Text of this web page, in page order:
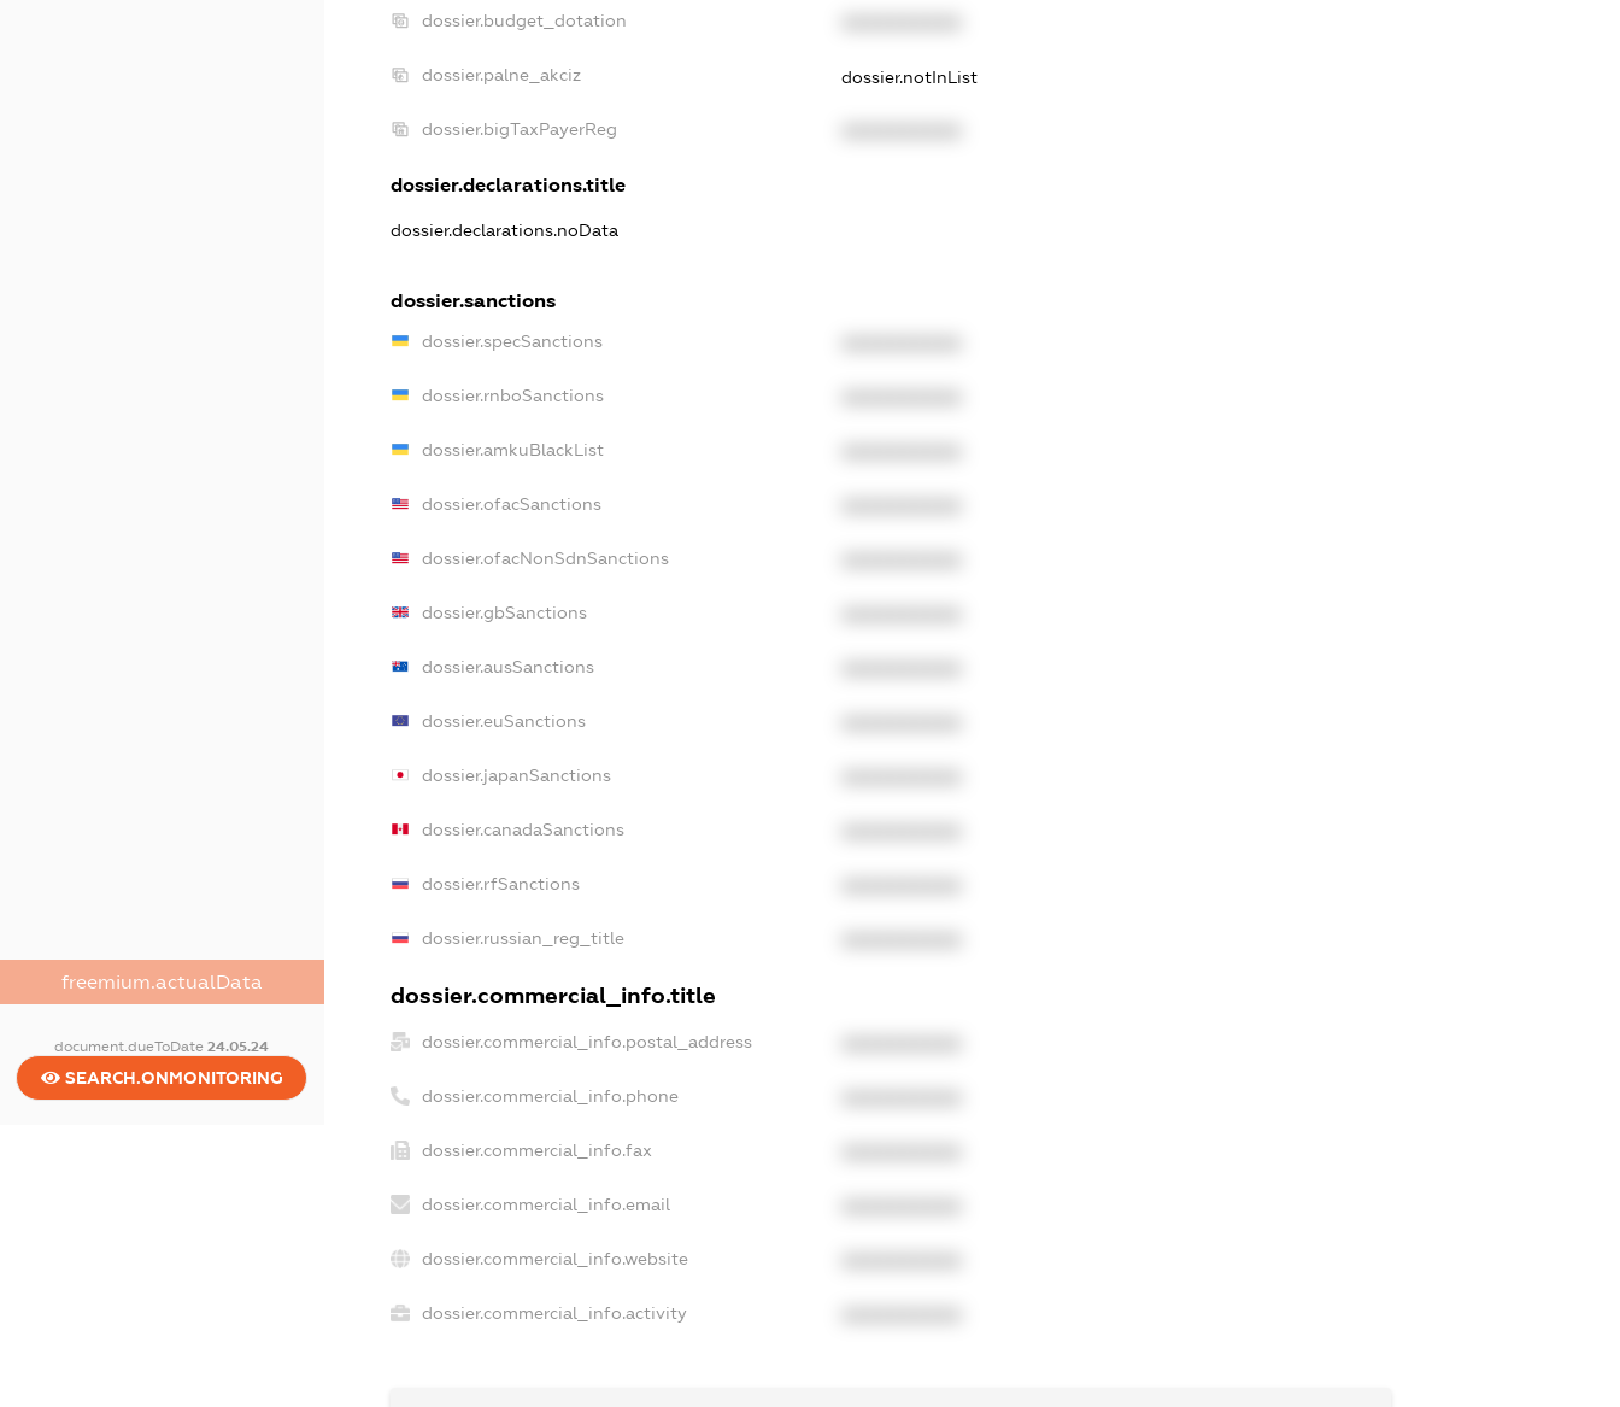
freemium.actualData
document.dueToDate24.05.24
SEARCH.ONMONITORING
dossier.budget_dotation
dossier.palne_akciz dossier.notInList
dossier.bigTaxPayerReg
dossier.declarations.title
dossier.declarations.noData
dossier.sanctions
dossier.specSanctions
dossier.rnboSanctions
dossier.amkuBlackList
dossier.ofacSanctions
dossier.ofacNonSdnSanctions
dossier.gbSanctions
dossier.ausSanctions
dossier.euSanctions
dossier.japanSanctions
dossier.canadaSanctions
dossier.rfSanctions
dossier.russian_reg_title
dossier.commercial_info.title
dossier.commercial_info.postal_address
dossier.commercial_info.phone
dossier.commercial_info.fax
dossier.commercial_info.email
dossier.commercial_info.website
dossier.commercial_info.activity